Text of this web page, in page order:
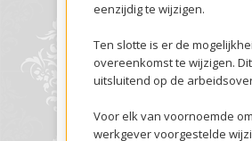
eenzijdig te wijzigen.
Ten slotte is er de
overeenkomst te wijzigen.
uitsluitend op de
Voor elk van voornoemde
werkgever voorgestelde